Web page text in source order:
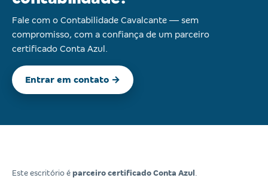
Fale com o Contabilidade Cavalcante — sem
compromisso, com a confiança de um parceiro
certificado Conta Azul.
Entrar em contato →
Este escritório é parceiro certificado Conta Azul